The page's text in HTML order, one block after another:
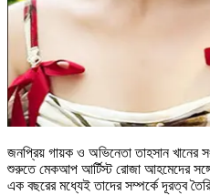
জনপ্রিয় গায়ক ও অভিনেতা তাহসান খানের
শুরুতে মেকআপ আর্টিস্ট রোজা আহমেদের
এক বছরের মধ্যেই তাদের সম্পর্কে দূরত্ব